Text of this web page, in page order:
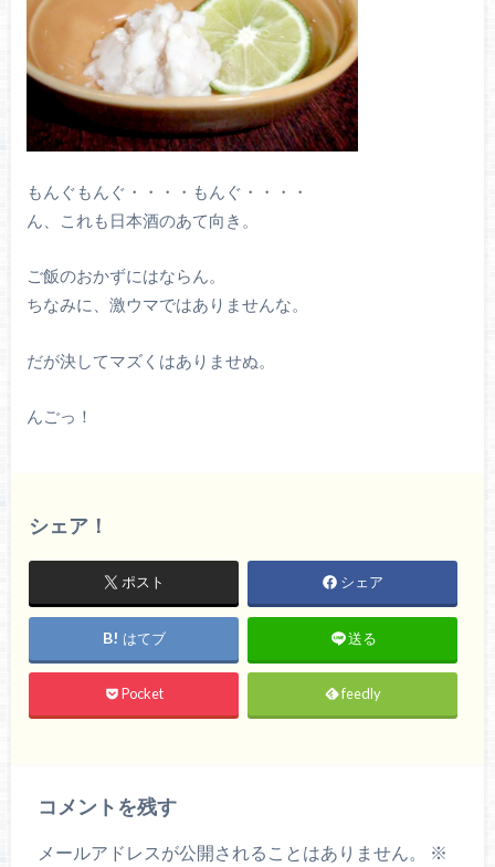
もんぐもんぐ・・・・もんぐ・・・・
ん、これも日本酒のあて向き。
ご飯のおかずにはならん。
ちなみに、激ウマではありませんな。
だが決してマズくはありませぬ。
んごっ！
シェア！
ポスト シェア
はてブ 送る
Pocket feedly
コメントを残す
メールアドレスが公開されることはありません。
※